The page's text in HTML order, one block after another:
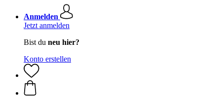
Anmelden
Jetzt anmelden
Bist du neu hier?
Konto erstellen